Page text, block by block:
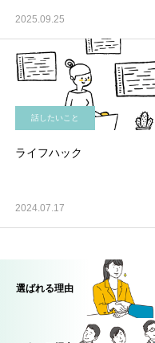
2025.09.25
話したいこと
ライフハック
2024.07.17
選ばれる理由